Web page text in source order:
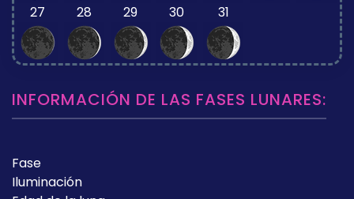
27 28 29 30 31
INFORMACIÓN DE LAS FASES LUNARES:
Fase
Iluminación